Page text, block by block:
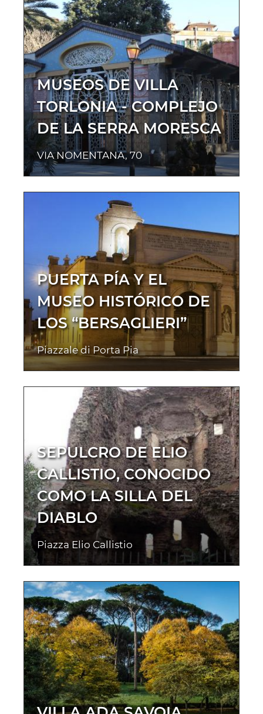
MUSEOS DE VILLA
TORLONIA - COMPLEJO
DE LA SERRA MORESCA
VIA NOMENTANA, 70
PUERTA PÍA Y EL
MUSEO HISTÓRICO DE
LOS “BERSAGLIERI”
Piazzale di Porta Pia
SEPULCRO DE ELIO
CALLISTIO, CONOCIDO
COMO LA SILLA DEL
DIABLO
Piazza Elio Callistio